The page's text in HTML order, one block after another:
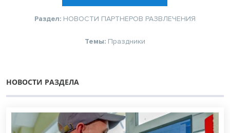
Раздел: НОВОСТИ ПАРТНЕРОВ РАЗВЛЕЧЕНИЯ
Темы: Праздники
НОВОСТИ РАЗДЕЛА